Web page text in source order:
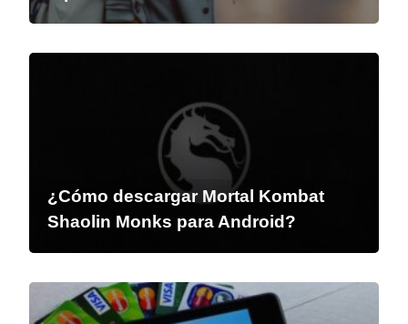
¿Cómo descargar Mortal Kombat
Shaolin Monks para Android?